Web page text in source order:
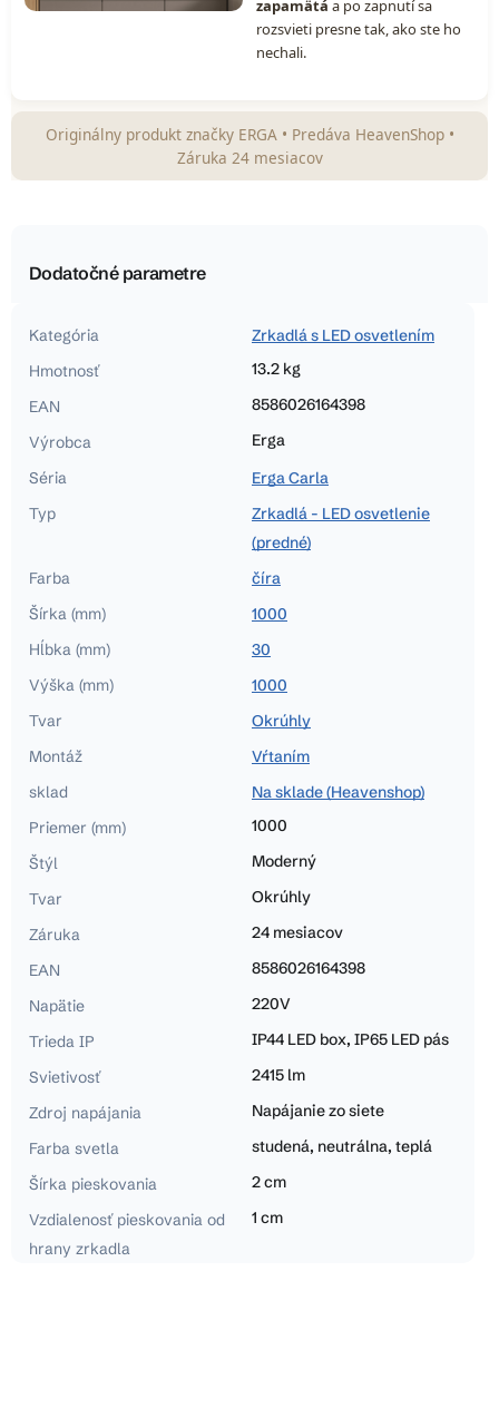
zapamätá a po zapnutí sa
rozsvieti presne tak, ako ste ho
nechali.
Originálny produkt značky ERGA • Predáva HeavenShop •
Záruka 24 mesiacov
Dodatočné parametre
Kategória
Zrkadlá s LED osvetlením
Hmotnosť
13.2 kg
EAN
8586026164398
Výrobca
Erga
Séria
Erga Carla
Typ
Zrkadlá - LED osvetlenie
(predné)
Farba
číra
Šírka (mm)
1000
Hĺbka (mm)
30
Výška (mm)
1000
Tvar
Okrúhly
Montáž
Vŕtaním
sklad
Na sklade (Heavenshop)
Priemer (mm)
1000
Štýl
Moderný
Tvar
Okrúhly
Záruka
24 mesiacov
EAN
8586026164398
Napätie
220V
Trieda IP
IP44 LED box, IP65 LED pás
Svietivosť
2415 lm
Zdroj napájania
Napájanie zo siete
Farba svetla
studená, neutrálna, teplá
Šírka pieskovania
2 cm
Vzdialenosť pieskovania od
hrany zrkadla
1 cm